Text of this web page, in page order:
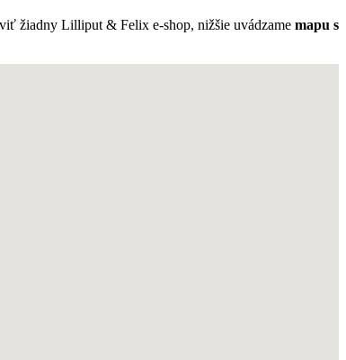
žiadny Lilliput & Felix e-shop, nižšie uvádzame mapu s